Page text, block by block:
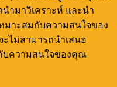
ำมาวิเคราะห์ และนำ
มาะสมกับความสนใจของ
ไม่สามารถนำเสนอ
บความสนใจของคุณ